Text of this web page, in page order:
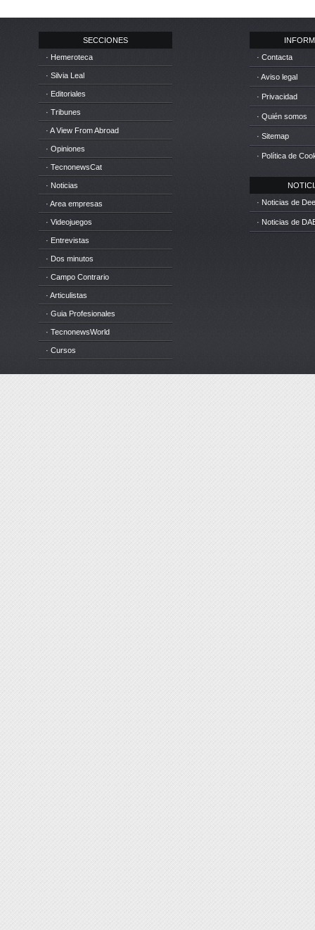
SECCIONES
· Hemeroteca
· Silvia Leal
· Editoriales
· Tribunes
· A View From Abroad
· Opiniones
· TecnonewsCat
· Noticias
· Area empresas
· Videojuegos
· Entrevistas
· Dos minutos
· Campo Contrario
· Articulistas
· Guia Profesionales
· TecnonewsWorld
· Cursos
· Contacta
· Aviso legal
· Privacidad
· Quién somos
· Sitemap
· Política de
· Noticias de
· Noticias de